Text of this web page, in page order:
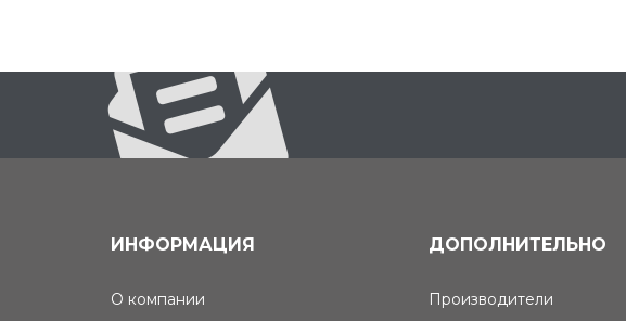
ИНФОРМАЦИЯ
О компании
ДОПОЛНИТЕЛЬНО
Производители